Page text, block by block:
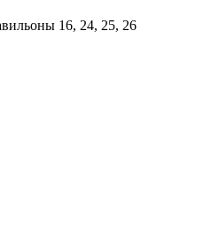
16, 24, 25, 26